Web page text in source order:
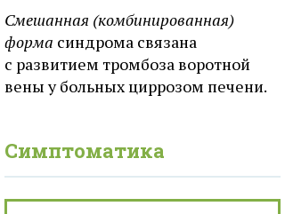
Смешанная (комбинированная)
форма синдрома связана
с развитием тромбоза воротной
вены у больных циррозом печени.
Симптоматика